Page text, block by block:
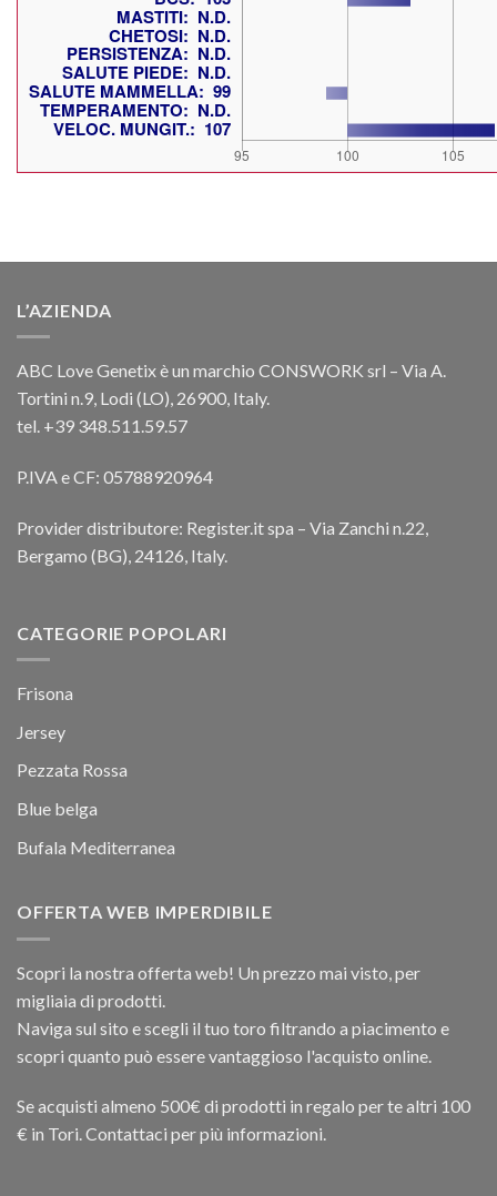
L’AZIENDA
ABC Love Genetix è un marchio CONSWORK srl – Via A.
Tortini n.9, Lodi (LO), 26900, Italy.
tel. +39 348.511.59.57
P.IVA e CF: 05788920964
Provider distributore: Register.it spa – Via Zanchi n.22,
Bergamo (BG), 24126, Italy.
CATEGORIE POPOLARI
Frisona
Jersey
Pezzata Rossa
Blue belga
Bufala Mediterranea
OFFERTA WEB IMPERDIBILE
Scopri la nostra offerta web! Un prezzo mai visto, per
migliaia di prodotti.
Naviga sul sito e scegli il tuo toro filtrando a piacimento e
scopri quanto può essere vantaggioso l'acquisto online.
Se acquisti almeno 500€ di prodotti in regalo per te altri 100
€ in Tori. Contattaci per più informazioni.